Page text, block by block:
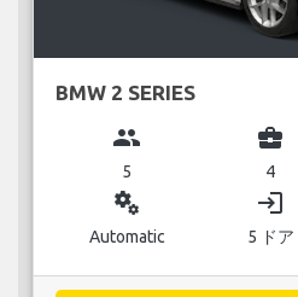
BMW 2 SERIES
group
5
business_center
4
miscellaneous_services
Automatic
login
5 ドア